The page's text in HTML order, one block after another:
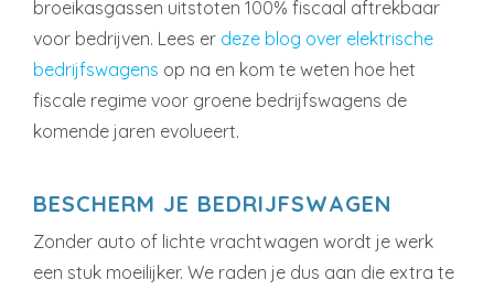
broeikasgassen uitstoten 100% fiscaal aftrekbaar
voor bedrijven. Lees er deze blog over elektrische
bedrijfswagens op na en kom te weten hoe het
fiscale regime voor groene bedrijfswagens de
komende jaren evolueert.
BESCHERM JE BEDRIJFSWAGEN
Zonder auto of lichte vrachtwagen wordt je werk
een stuk moeilijker. We raden je dus aan die extra te